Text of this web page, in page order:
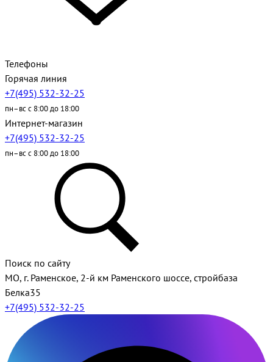
Телефоны
Горячая линия
+7(495) 532-32-25
пн–вс с 8:00 до 18:00
Интернет-магазин
+7(495) 532-32-25
пн–вс с 8:00 до 18:00
Поиск по сайту
МО, г. Раменское, 2-й км Раменского шоссе, стройбаза
Белка35
+7(495) 532-32-25